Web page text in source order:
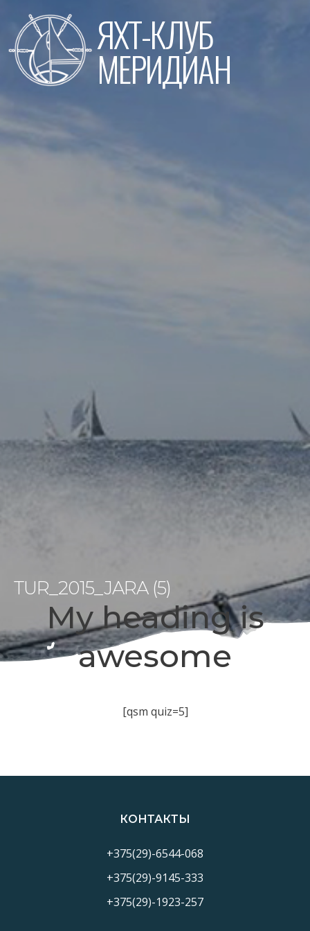
к
содержимому
ЯХТ-КЛУБ
МЕРИДИАН
TUR_2015_JARA (5)
My heading is
awesome
[qsm quiz=5]
КОНТАКТЫ
+375(29)-6544-068
+375(29)-9145-333
+375(29)-1923-257